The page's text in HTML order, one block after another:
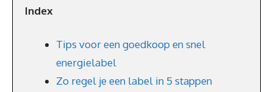
Index
Tips voor een goedkoop en snel
energielabel
Zo regel je een label in 5 stappen